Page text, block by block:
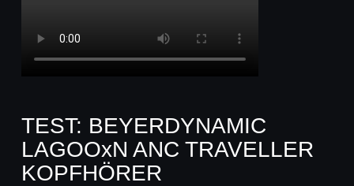
TEST: BEYERDYNAMIC
LAGOOxN ANC TRAVELLER
KOPFHÖRER